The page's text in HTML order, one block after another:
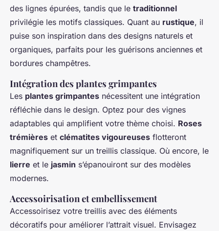
des lignes épurées, tandis que le traditionnel
privilégie les motifs classiques. Quant au rustique, il
puise son inspiration dans des designs naturels et
organiques, parfaits pour les guérisons anciennes et
bordures champêtres.
Intégration des plantes grimpantes
Les plantes grimpantes nécessitent une intégration
réfléchie dans le design. Optez pour des vignes
adaptables qui amplifient votre thème choisi. Roses
trémières et clématites vigoureuses flotteront
magnifiquement sur un treillis classique. Où encore, le
lierre et le jasmin s’épanouiront sur des modèles
modernes.
Accessoirisation et embellissement
Accessoirisez votre treillis avec des éléments
décoratifs pour améliorer l’attrait visuel. Envisagez